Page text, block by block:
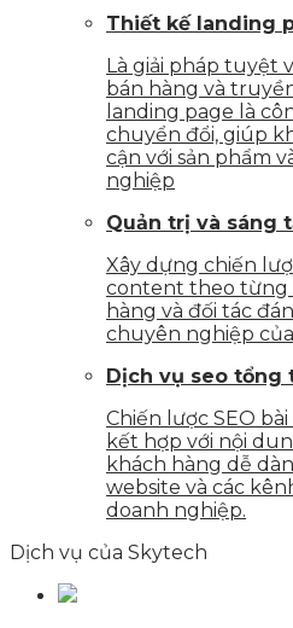
Thiết kế landing
Là giải pháp tuyệt
bán hàng và
landing page là
chuyển đổi, giúp
cận với sản phẩm
nghiệp
Quản trị và sáng
Xây dựng chiến
content theo từng
hàng và đối tác
chuyên nghiệp
Dịch vụ seo tổng
Chiến lược SEO
kết hợp với nội
khách hàng dễ
website và các
doanh nghiệp.
Dịch vụ của Skytech